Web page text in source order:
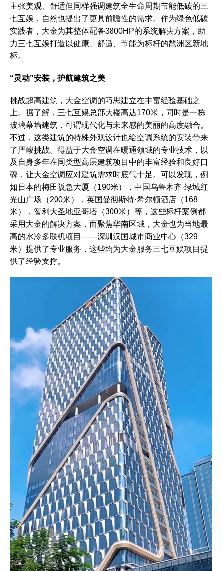
主张美观、舒适但同样强调建筑全生命周期节能低碳的三
七互娱，自然也提出了更具前瞻性的需求。作为绿色低碳
实践者，大金为其整体配备3800HP的系统解决方案，助
力三七互娱打造以健康、舒适、节能为标杆的琶洲区新地
标。
“灵动”安装，护航建筑之美
挑战超高建筑，大金空调的巧思建立在丰富经验基础之
上。据了解，三七互娱总部大楼高达170米，同时是一栋
玻璃幕墙建筑，可谓现代化与未来感的美丽的高度融合。
不过，这类建筑的特殊外观设计也给空调系统的安装带来
了严峻挑战。得益于大金空调在暖通领域的专业技术，以
及自身多年在同类型高层建筑项目中的丰富经验和良好口
碑，让大金空调应对建筑需求时底气十足。可以发现，例
如日本的梅田阪急大厦（190米），中国乌鲁木齐·绿城红
光山广场（200米），英国曼彻斯特·希尔顿酒店（168
米），智利大圣地亚哥塔（300米）等，这些标杆案例都
采用大金的解决方案，而聚焦华南区域，大金也为当地最
高的水冷多联机项目——深圳汉国城市商业中心（329
米）提供了专业服务，这些均为大金服务三七互娱项目提
供了经验支撑。